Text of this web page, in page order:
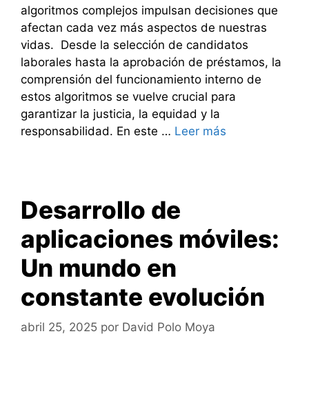
algoritmos complejos impulsan decisiones que
afectan cada vez más aspectos de nuestras
vidas. Desde la selección de candidatos
laborales hasta la aprobación de préstamos, la
comprensión del funcionamiento interno de
estos algoritmos se vuelve crucial para
garantizar la justicia, la equidad y la
responsabilidad. En este … Leer más
Desarrollo de
aplicaciones móviles:
Un mundo en
constante evolución
abril 25, 2025 por David Polo Moya